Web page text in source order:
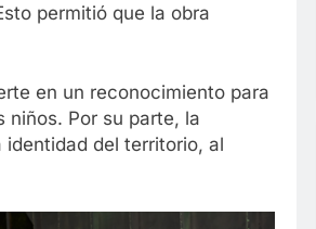
permitió que la obra
en un reconocimiento para
niños. Por su parte, la
del territorio, al